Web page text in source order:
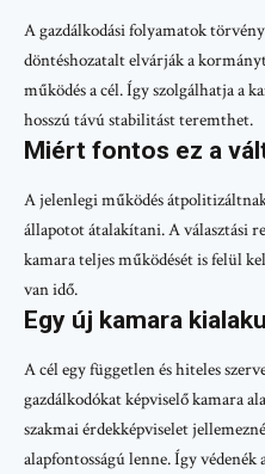
A gazdálkodási folyamatok
döntéshozatalt elvárják a
működés a cél. Így szolgálhatja a
hosszú távú stabilitást teremthet.
Miért fontos ez a
A jelenlegi működés
állapotot átalakítani. A választási
kamara teljes működését is felül
van idő.
Egy új kamara
A cél egy független és hiteles
gazdálkodókat képviselő kamara
szakmai érdekképviselet
alapfontosságú lenne. Így védenék